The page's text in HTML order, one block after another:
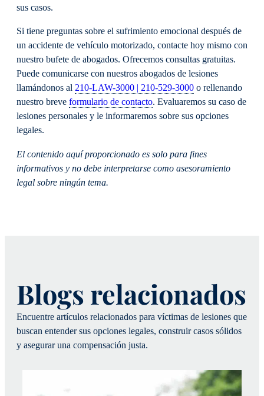
sus casos.
Si tiene preguntas sobre el sufrimiento emocional después de
un accidente de vehículo motorizado, contacte hoy mismo con
nuestro bufete de abogados. Ofrecemos consultas gratuitas.
Puede comunicarse con nuestros abogados de lesiones
llamándonos al 210-LAW-3000 | 210-529-3000 o rellenando
nuestro breve formulario de contacto. Evaluaremos su caso de
lesiones personales y le informaremos sobre sus opciones
legales.
El contenido aquí proporcionado es solo para fines
informativos y no debe interpretarse como asesoramiento
legal sobre ningún tema.
Blogs relacionados
Encuentre artículos relacionados para víctimas de lesiones que
buscan entender sus opciones legales, construir casos sólidos
y asegurar una compensación justa.